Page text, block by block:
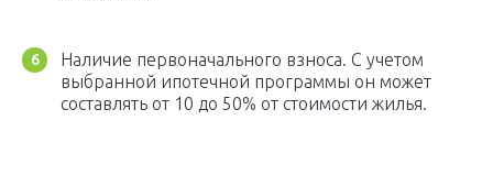
Наличие первоначального взноса. С учетом
выбранной ипотечной программы он может
составлять от 10 до 50% от стоимости жилья.